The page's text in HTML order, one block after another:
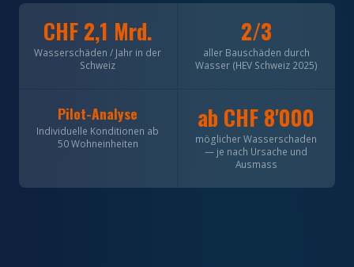
CHF 2,1 Mrd.
Wasserschäden / Jahr in der
Schweiz
2/3
aller Bauschäden durch
Wasser (HEV Schweiz 2025)
Pilot-Analyse
Individuelle Konditionen ab
50 Wohneinheiten
ab CHF 8'000
möglicher Wasserschaden
— je nach Ursache und
Ausmass